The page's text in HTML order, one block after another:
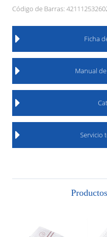
Código de Barras:
Ficha
Manual
Servicio